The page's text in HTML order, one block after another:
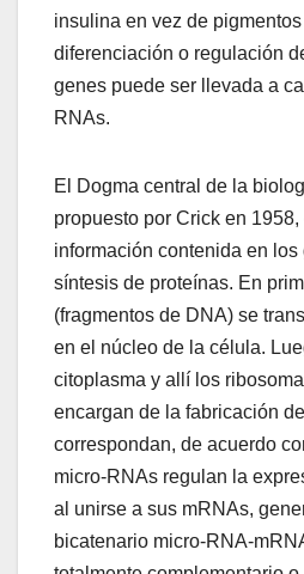
insulina en vez de
diferenciación o regulación
genes puede ser llevada a
RNAs.
El Dogma central de la
propuesto por Crick en
información contenida en
síntesis de proteínas. En
(fragmentos de DNA) se
en el núcleo de la célula.
citoplasma y allí los
encargan de la fabricación
correspondan, de acuerdo
micro-RNAs regulan la
al unirse a sus mRNAs,
bicatenario micro-RNA-